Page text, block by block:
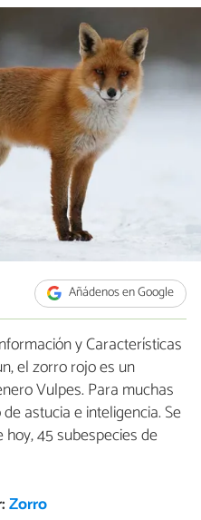
Añádenos en Google
y Características
el zorro rojo es un
Vulpes. Para muchas
astucia e inteligencia. Se
45 subespecies de
Zorro